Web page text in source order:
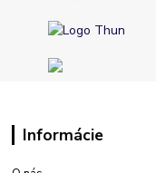
Informácie